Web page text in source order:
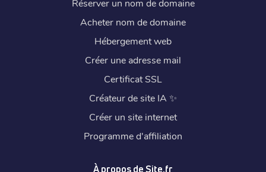
Acheter nom de domaine
Hébergement web
Créer une adresse mail
Certificat SSL
Créateur de site IA ✨
Créer un site internet
Programme d'affiliation
À propos de Site.fr